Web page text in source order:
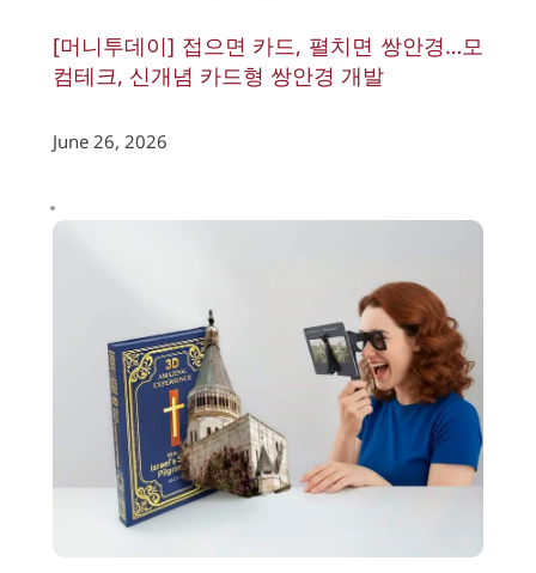
[머니투데이] 접으면 카드, 펼치면 쌍안경…모
컴테크, 신개념 카드형 쌍안경 개발
June 26, 2026